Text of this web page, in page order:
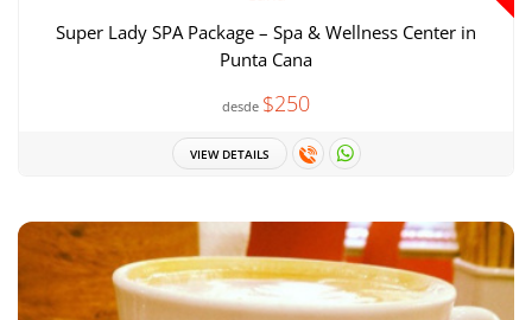
Super Lady SPA Package – Spa & Wellness Center in
Punta Cana
desde $250
VIEW DETAILS